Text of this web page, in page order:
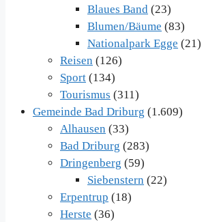
Blaues Band (23)
Blumen/Bäume (83)
Nationalpark Egge (21)
Reisen (126)
Sport (134)
Tourismus (311)
Gemeinde Bad Driburg (1.609)
Alhausen (33)
Bad Driburg (283)
Dringenberg (59)
Siebenstern (22)
Erpentrup (18)
Herste (36)